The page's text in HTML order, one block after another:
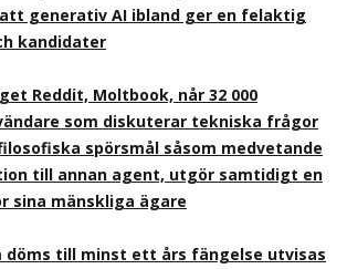
generativ AI ibland ger en felaktig
kandidater
Reddit, Moltbook, når 32 000
som diskuterar tekniska frågor
spörsmål såsom medvetande
till annan agent, utgör samtidigt en
sina mänskliga ägare
döms till minst ett års fängelse utvisas